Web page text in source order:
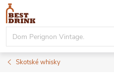
Přejít
obsah
Skotské whisky